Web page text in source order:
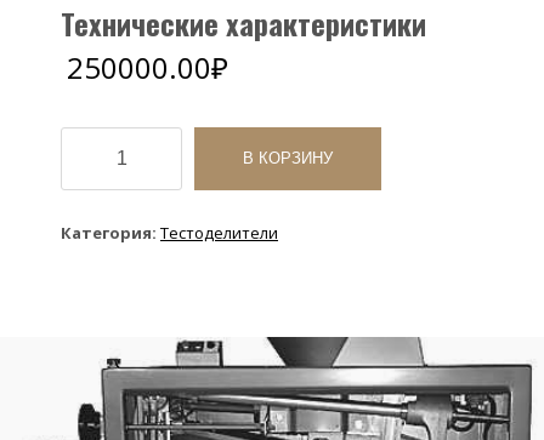
Технические характеристики
250000.00₽
Количество
товара
Ремонт
восстановление
В КОРЗИНУ
Категория: Тестоделители